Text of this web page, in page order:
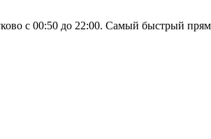
с 00:50 до 22:00. Самый быстрый